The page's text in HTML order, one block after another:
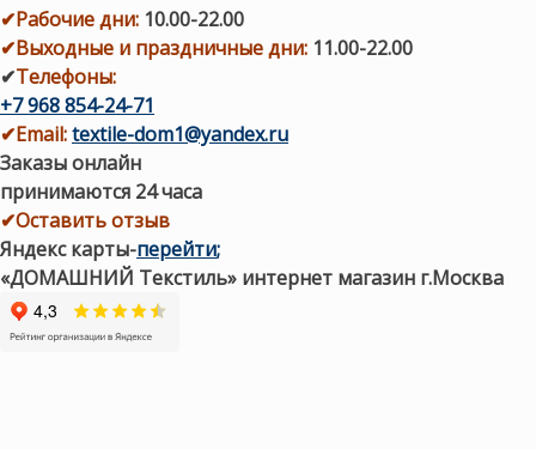
✔Рабочие дни: 10.00-22.00
✔Выходные и праздничные дни: 11.00-22.00
✔Телефоны:
+7 968 854-24-71
✔Email:textile-dom1@yandex.ru
Заказы онлайн
принимаются 24 часа
✔Оставить отзыв
Яндекс карты-перейти;
«ДОМАШНИЙ Текстиль» интернет магазин г.Москва